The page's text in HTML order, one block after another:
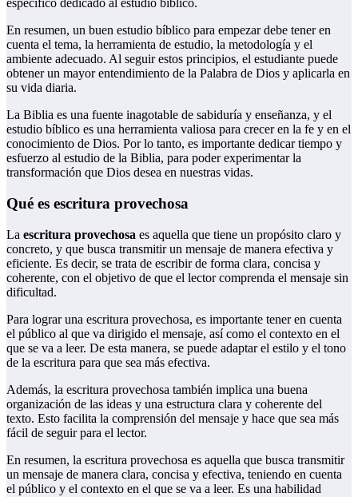
específico dedicado al estudio bíblico.
En resumen, un buen estudio bíblico para empezar debe tener en
cuenta el tema, la herramienta de estudio, la metodología y el
ambiente adecuado. Al seguir estos principios, el estudiante puede
obtener un mayor entendimiento de la Palabra de Dios y aplicarla en
su vida diaria.
La Biblia es una fuente inagotable de sabiduría y enseñanza, y el
estudio bíblico es una herramienta valiosa para crecer en la fe y en el
conocimiento de Dios. Por lo tanto, es importante dedicar tiempo y
esfuerzo al estudio de la Biblia, para poder experimentar la
transformación que Dios desea en nuestras vidas.
Qué es escritura provechosa
La escritura provechosa es aquella que tiene un propósito claro y
concreto, y que busca transmitir un mensaje de manera efectiva y
eficiente. Es decir, se trata de escribir de forma clara, concisa y
coherente, con el objetivo de que el lector comprenda el mensaje sin
dificultad.
Para lograr una escritura provechosa, es importante tener en cuenta
el público al que va dirigido el mensaje, así como el contexto en el
que se va a leer. De esta manera, se puede adaptar el estilo y el tono
de la escritura para que sea más efectiva.
Además, la escritura provechosa también implica una buena
organización de las ideas y una estructura clara y coherente del
texto. Esto facilita la comprensión del mensaje y hace que sea más
fácil de seguir para el lector.
En resumen, la escritura provechosa es aquella que busca transmitir
un mensaje de manera clara, concisa y efectiva, teniendo en cuenta
el público y el contexto en el que se va a leer. Es una habilidad